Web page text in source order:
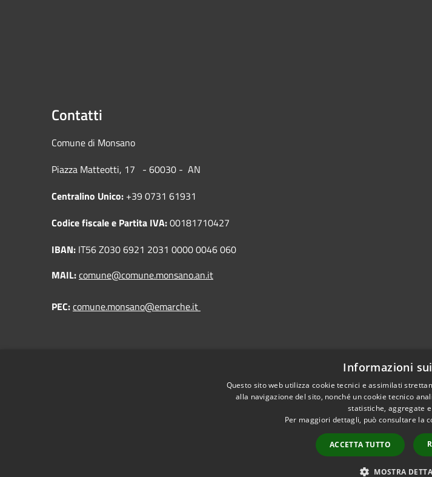
Contatti
Comune di Monsano
Piazza Matteotti, 17 - 60030 - AN
Centralino Unico: +39 0731 61931
Codice fiscale e Partita IVA:00181710427
IBAN: IT56 Z030 6921 2031 0000 0046 060
MAIL:comune@comune.monsano.an.it
PEC:comune.monsano@emarche.it
Informazioni
Questo sito web utilizza cookie tecnici e assimilati
alla navigazione del sito, nonché un cookie tecnico
statistiche, aggregate
Per maggiori dettagli, può consultare la
ACCETTA TUTTO
MOSTRA